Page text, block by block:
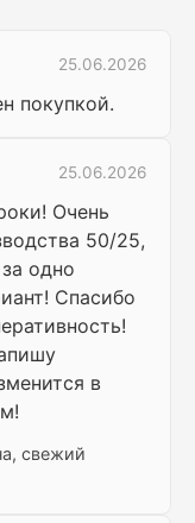
25.06.2026
покупкой.
25.06.2026
Очень
50/25,
одно
Спасибо
в
свежий